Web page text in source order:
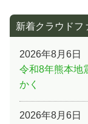
新着クラウドフ
2026年8月6日
令和8年熊本地
かく
2026年8月6日